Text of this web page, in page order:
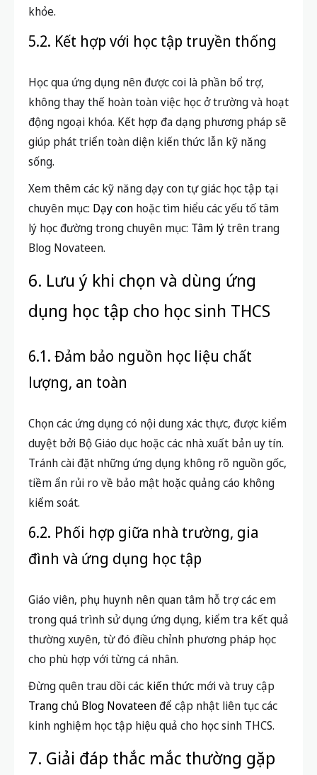
khỏe.
5.2. Kết hợp với học tập truyền thống
Học qua ứng dụng nên được coi là phần bổ trợ,
không thay thế hoàn toàn việc học ở trường và hoạt
động ngoại khóa. Kết hợp đa dạng phương pháp sẽ
giúp phát triển toàn diện kiến thức lẫn kỹ năng
sống.
Xem thêm các kỹ năng dạy con tự giác học tập tại
chuyên mục: Dạy con hoặc tìm hiểu các yếu tố tâm
lý học đường trong chuyên mục: Tâm lýtrên trang
Blog Novateen.
6. Lưu ý khi chọn và dùng ứng
dụng học tập cho học sinh THCS
6.1. Đảm bảo nguồn học liệu chất
lượng, an toàn
Chọn các ứng dụng có nội dung xác thực, được kiểm
duyệt bởi Bộ Giáo dục hoặc các nhà xuất bản uy tín.
Tránh cài đặt những ứng dụng không rõ nguồn gốc,
tiềm ẩn rủi ro về bảo mật hoặc quảng cáo không
kiểm soát.
6.2. Phối hợp giữa nhà trường, gia
đình và ứng dụng học tập
Giáo viên, phụ huynh nên quan tâm hỗ trợ các em
trong quá trình sử dụng ứng dụng, kiểm tra kết quả
thường xuyên, từ đó điều chỉnh phương pháp học
cho phù hợp với từng cá nhân.
Đừng quên trau dồi các kiến thức mới và truy cập
Trang chủ Blog Novateenđể cập nhật liên tục các
kinh nghiệm học tập hiệu quả cho học sinh THCS.
7. Giải đáp thắc mắc thường gặp